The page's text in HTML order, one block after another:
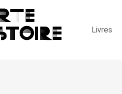
Livres